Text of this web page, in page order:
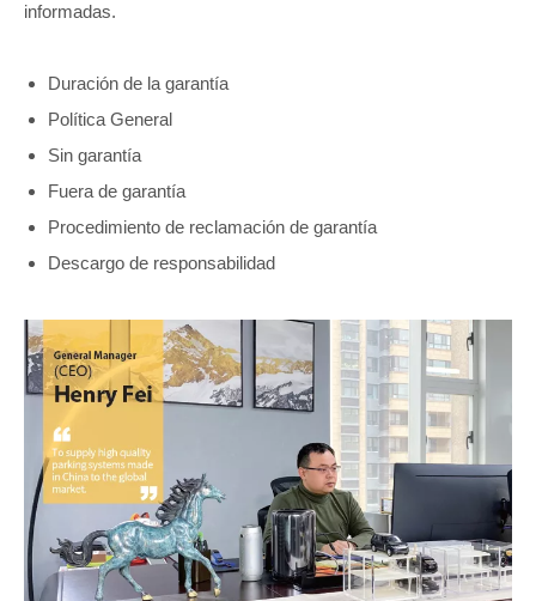
informadas.
Duración de la garantía
Política General
Sin garantía
Fuera de garantía
Procedimiento de reclamación de garantía
Descargo de responsabilidad